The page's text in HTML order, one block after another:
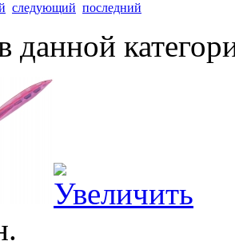
следующий последний
данной